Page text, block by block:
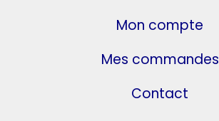
Mon compte
Mes commandes
Contact